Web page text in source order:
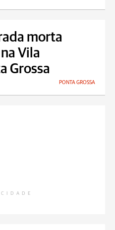
morta
Vila
Grossa
PONTA GROSSA